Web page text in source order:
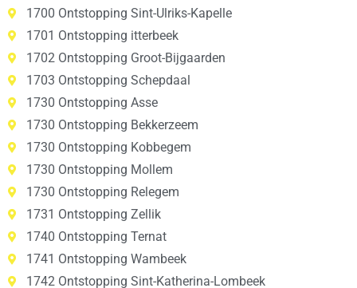
1700 Ontstopping Sint-Ulriks-Kapelle
1701 Ontstopping itterbeek
1702 Ontstopping Groot-Bijgaarden
1703 Ontstopping Schepdaal
1730 Ontstopping Asse
1730 Ontstopping Bekkerzeem
1730 Ontstopping Kobbegem
1730 Ontstopping Mollem
1730 Ontstopping Relegem
1731 Ontstopping Zellik
1740 Ontstopping Ternat
1741 Ontstopping Wambeek
1742 Ontstopping Sint-Katherina-Lombeek